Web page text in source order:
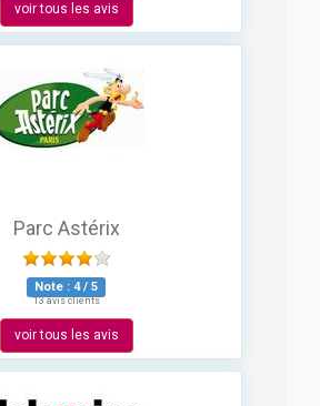
voir tous les avis
Parc Astérix
Note : 4/ 5
13 avis clients
voir tous les avis